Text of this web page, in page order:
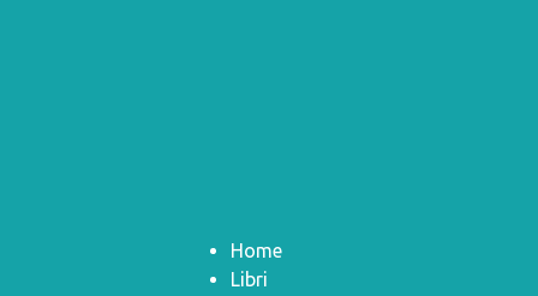
Home
Libri